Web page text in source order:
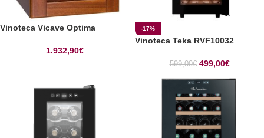
Vinoteca Vicave Optima
1.932,90€
-17%
Vinoteca Teka RVF10032
599,00€ 499,00€